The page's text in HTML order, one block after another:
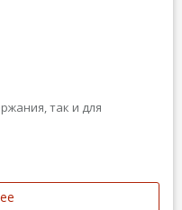
так и для